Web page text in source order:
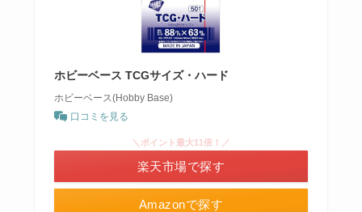
ホビーベース TCGサイズ・ハード
ホビーベース(Hobby Base)
口コミを見る
Amazonで探す
＼ポイント最大11倍！／
楽天市場で探す